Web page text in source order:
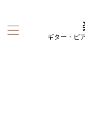
ギター・ピ